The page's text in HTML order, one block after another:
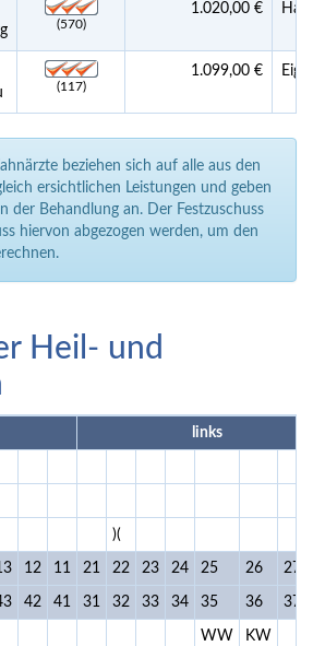
(570)
1.020,00 €
(117)
1.099,00 €
beziehen sich auf alle aus den
ersichtlichen Leistungen und geben
der Behandlung an. Der Festzuschuss
hiervon abgezogen werden, um den
Heil- und
links
)(
12 11 21 22 23 24 25 26 27
42 41 31 32 33 34 35 36 37
WW KW